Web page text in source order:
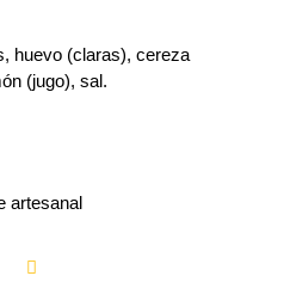
huevo (claras), cereza
(jugo), sal.
artesanal